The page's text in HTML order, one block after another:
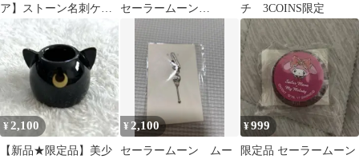
ア】ストーン名刺ケー
ス（ムーンスティッ
ク）ストア限定品
セーラームーン
Eternal キャラクター
ソング集
チ 3COINS限定
¥2,100
【新品★限定品】美少
¥ 2,100
セーラームーン ムー
¥999
限定品 セーラームーン